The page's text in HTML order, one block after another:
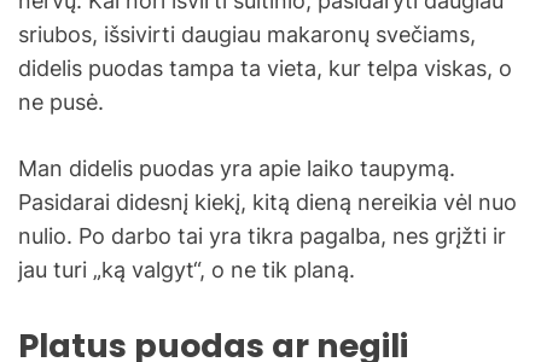
sriubos, išsivirti daugiau makaronų svečiams,
didelis puodas tampa ta vieta, kur telpa viskas, o
ne pusė.
Man didelis puodas yra apie laiko taupymą.
Pasidarai didesnį kiekį, kitą dieną nereikia vėl nuo
nulio. Po darbo tai yra tikra pagalba, nes grįžti ir
jau turi „ką valgyt“, o ne tik planą.
Platus puodas ar negili